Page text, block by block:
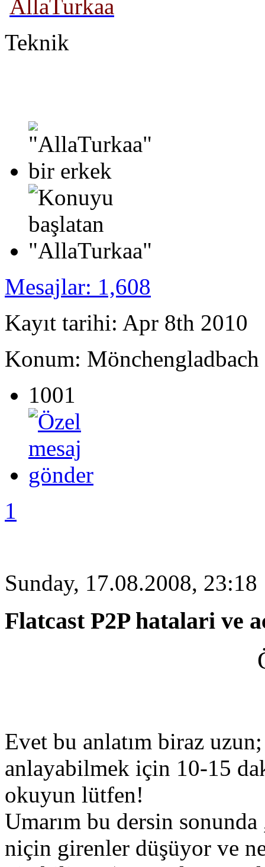
AllaTurkaa
Teknik
Mesajlar: 1,608
Kayıt tarihi: Apr 8th 2010
Konum: Mönchengladbach
1001
1
Sunday, 17.08.2008, 23:18
Flatcast P2P hatalari ve
Evet bu anlatım biraz
anlayabilmek için 10-15
okuyun lütfen!
Umarım bu dersin
niçin girenler düşüyor ve